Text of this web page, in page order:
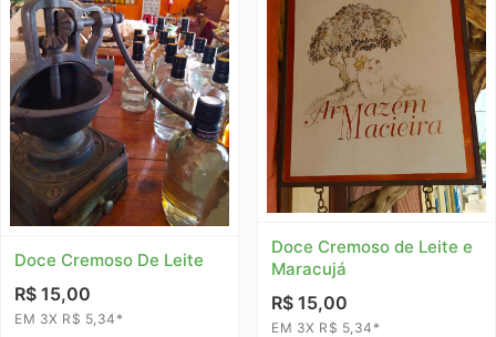
Doce Cremoso De Leite
R$ 15,00
EM 3X R$ 5,34*
Doce Cremoso de Leite e
Maracujá
R$ 15,00
EM 3X R$ 5,34*